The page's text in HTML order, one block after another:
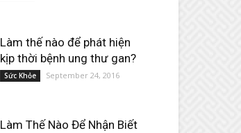
Làm thế nào để phát hiện
kịp thời bệnh ung thư gan?
Sức Khỏe September 24, 2016
Làm Thế Nào Để Nhận Biết